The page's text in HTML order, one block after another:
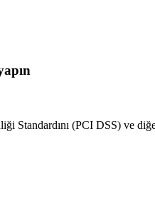
Standardını (PCI DSS) ve